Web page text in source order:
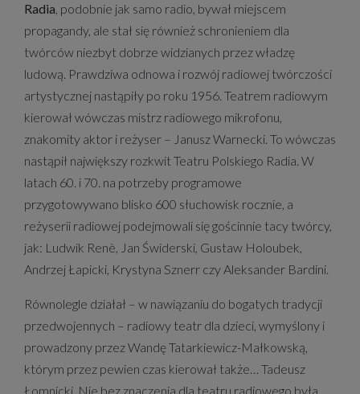
Radia, podobnie jak samo radio, bywał miejscem
propagandy, ale stał się również schronieniem dla
twórców niezbyt dobrze widzianych przez władzę
ludową. Prawdziwa odnowa i rozwój radiowej twórczości
artystycznej nastąpiły po roku 1956. Teatrem radiowym
kierował wówczas mistrz radiowego mikrofonu,
znakomity aktor i reżyser – Janusz Warnecki. To wówczas
nastąpił największy rozkwit Teatru Polskiego Radia. W
latach 60. i 70. na potrzeby programowe
przygotowywano blisko 600 słuchowisk rocznie, a
reżyserii radiowej podejmowali się gościnnie tacy twórcy,
jak: Ludwik Renè, Jan Świderski, Gustaw Holoubek,
Andrzej Łapicki, Krystyna Sznerr czy Aleksander Bardini.
Równolegle działał – w nawiązaniu do bogatych tradycji
przedwojennych – radiowy teatr dla dzieci, wymyślony i
prowadzony przez Wandę Tatarkiewicz-Małkowską,
którym przez pewien czas kierował także… Tadeusz
Łomnicki. Nie bez znaczenia dla teatru radiowego była